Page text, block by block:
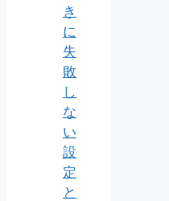
き
に
失
敗
し
な
い
設
定
と